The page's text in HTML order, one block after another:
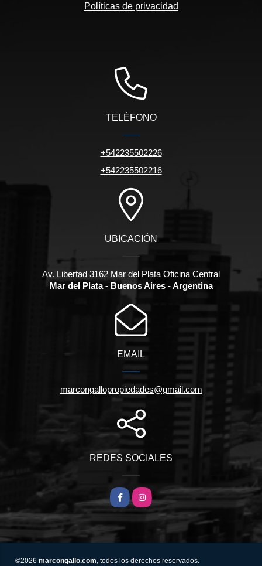
Políticas de privacidad
TELÉFONO
+542235502226
+542235502216
UBICACIÓN
Av. Libertad 3162 Mar del Plata Oficina Central
Mar del Plata - Buenos Aires - Argentina
EMAIL
marcongallopropiedades@gmail.com
REDES SOCIALES
FacebookInstagram
©2026 marcongallo.com , todos los derechos reservados.